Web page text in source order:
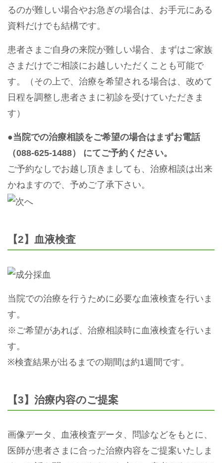
るのが難しい場合やお急ぎの場合は、お手元にある
資料だけでも結構です。
患者さまご自身の来院が難しい場合、まずはご家族
さまだけでご相談にお越しいただくことも可能で
す。（その上で、治療を希望される場合は、改めて
日程を調整し患者さまに初診を受けていただきま
す）
●当院での治療相談をご希望の場合はまずお電話
（088-625-1488） にてご予約ください。
ご予約なしでお越し頂きましても、治療相談は出来
かねますので、予めご了承下さい。
【2】血液検査
当院での治療を行うために必要な血液検査を行いま
す。
※ご希望があれば、治療相談時に血液検査を行いま
す。
※検査結果が出るまでの期間は約1週間です。
【3】治療内容のご提案
画像データ、血液検査データ、問診などをもとに、
医師が患者さまに合った治療内容をご提案いたしま